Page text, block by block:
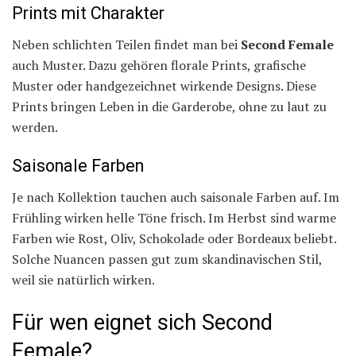
Prints mit Charakter
Neben schlichten Teilen findet man bei Second Female
auch Muster. Dazu gehören florale Prints, grafische
Muster oder handgezeichnet wirkende Designs. Diese
Prints bringen Leben in die Garderobe, ohne zu laut zu
werden.
Saisonale Farben
Je nach Kollektion tauchen auch saisonale Farben auf. Im
Frühling wirken helle Töne frisch. Im Herbst sind warme
Farben wie Rost, Oliv, Schokolade oder Bordeaux beliebt.
Solche Nuancen passen gut zum skandinavischen Stil,
weil sie natürlich wirken.
Für wen eignet sich Second
Female?